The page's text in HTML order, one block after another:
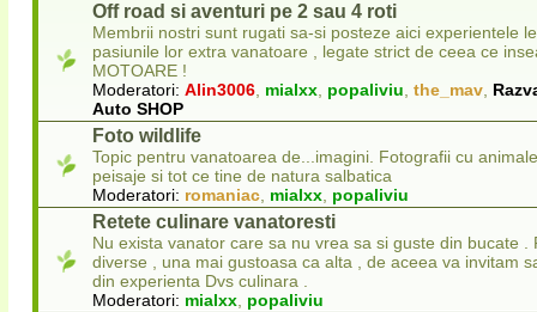
Off road si aventuri pe 2 sau 4 roti
Membrii nostri sunt rugati sa-si posteze aici experientele
pasiunile lor extra vanatoare , legate strict de ceea ce
MOTOARE !
Moderatori: Alin3006, mialxx, popaliviu, the_mav,
Auto SHOP
Foto wildlife
Topic pentru vanatoarea de...imagini. Fotografii cu
peisaje si tot ce tine de natura salbatica
Moderatori: romaniac, mialxx, popaliviu
Retete culinare vanatoresti
Nu exista vanator care sa nu vrea sa si guste din bucate .
diverse , una mai gustoasa ca alta , de aceea va invitam
din experienta Dvs culinara .
Moderatori: mialxx, popaliviu